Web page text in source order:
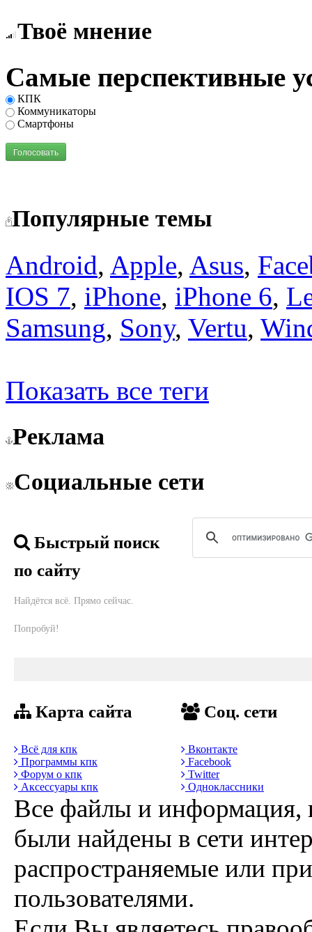
Твоё мнение
Самые перспективные
КПК
Коммуникаторы
Смартфоны
Голосовать
Популярные темы
Android, Apple, Asus,
IOS 7, iPhone, iPhone 6,
Samsung, Sony, Vertu,
Показать все теги
Реклама
Социальные сети
Быстрый поиск
по сайту
Найдётся всё. Прямо сейчас.
Попробуй!
Карта сайта
Всё для кпк
Программы кпк
Форум о кпк
Аксессуары кпк
Соц. сети
Вконтакте
Facebook
Twitter
Одноклассники
Все файлы и информация,
были найдены в сети
распространяемые или
пользователями.